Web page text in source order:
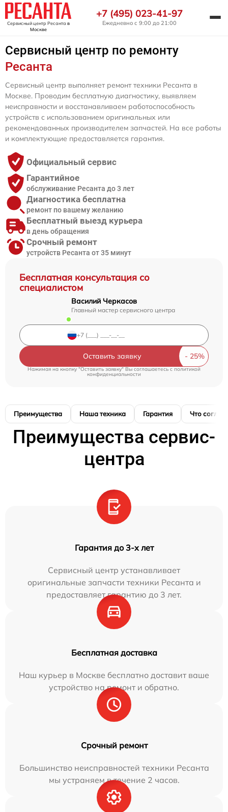
Сервисный центр Ресанта в
Москве
+7 (495) 023-41-97
Ежедневно с 9:00 до 21:00
Сервисный центр по ремонту
Ресанта
Бесплатная консультация со
специалистом
Василий Черкасов
Главный мастер сервисного центра
Оставить заявку
Нажимая на кнопку "Оставить заявку" Вы соглашаетесь cполитикой
конфиденциальности
Сервисный центр выполняет ремонт техники Ресанта в
Москве. Проводим бесплатную диагностику, выявляем
неисправности и восстанавливаем работоспособность
устройств с использованием оригинальных или
рекомендованных производителем запчастей. На все работы
и комплектующие предоставляется гарантия.
Официальный сервис
Гарантийное
обслуживание Ресанта до 3 лет
Диагностика бесплатна
ремонт по вашему желанию
Бесплатный выезд курьера
в день обращения
Срочный ремонт
устройств Ресанта от 35 минут
Преимущества Наша техника Гарантия Что
Преимущества сервис-
центра
Гарантия до 3-х лет
Сервисный центр устанавливает
оригинальные запчасти техники Ресанта и
предоставляет гарантию до 3 лет.
Бесплатная доставка
Наш курьер в Москве бесплатно доставит ваше
устройство на ремонт и обратно.
Срочный ремонт
Большинство неисправностей техники Ресанта
мы устраняем в течение 2 часов.